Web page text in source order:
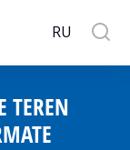
RU
TEREN